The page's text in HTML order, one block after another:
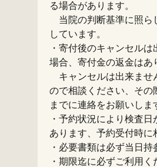
る場合があります。
当院の判断基準に照ら
しています。
・寄付後のキャンセル
場合、寄付金の返金はあ
キャンセルは出来ませ
ので相談ください、その
までに連絡をお願いしま
・予約状況により検査
あります、予約受付時に
・必要書類は必ず当日持
・期限迄に必ずご利用